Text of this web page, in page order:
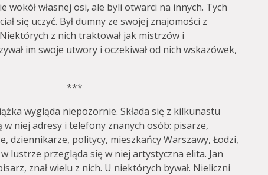
wokół własnej osi, ale byli otwarci na innych. Tych
się uczyć. Był dumny ze swojej znajomości z
z nich traktował jak mistrzów i
im swoje utwory i oczekiwał od nich wskazówek,
***
wygląda niepozornie. Składa się z kilkunastu
w niej adresy i telefony znanych osób: pisarze,
dziennikarze, politycy, mieszkańcy Warszawy, Łodzi,
w lustrze przegląda się w niej artystyczna elita. Jan
znał wielu z nich. U niektórych bywał. Nieliczni